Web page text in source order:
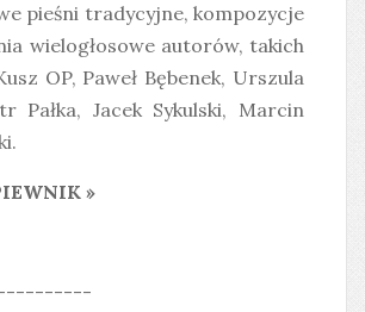
pieśni tradycyjne, kompozycje
wielogłosowe autorów, takich
OP, Paweł Bębenek, Urszula
Pałka, Jacek Sykulski, Marcin
»